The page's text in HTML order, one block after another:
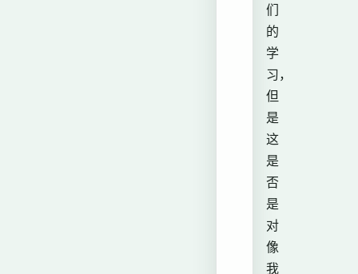
们
的
学
习，
但
是
这
是
否
是
对
像
我